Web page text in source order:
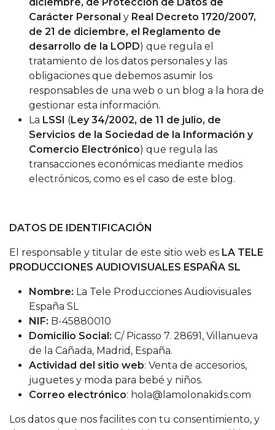
Carácter Personal y Real Decreto 1720/2007,
de 21 de diciembre, el Reglamento de
desarrollo de la LOPD) que regula el
tratamiento de los datos personales y las
obligaciones que debemos asumir los
responsables de una web o un blog a la hora de
gestionar esta información.
La LSSI (Ley 34/2002, de 11 de julio, de
Servicios de la Sociedad de la Información y
Comercio Electrónico) que regula las
transacciones económicas mediante medios
electrónicos, como es el caso de este blog.
DATOS DE IDENTIFICACIÓN
El responsable y titular de este sitio web es LA TELE
PRODUCCIONES AUDIOVISUALES ESPAÑA SL
Nombre: La Tele Producciones Audiovisuales
España SL
NIF: B-45880010
Domicilio Social: C/ Picasso 7. 28691, Villanueva
de la Cañada, Madrid, España.
Actividad del sitio web: Venta de accesorios,
juguetes y moda para bebé y niños.
Correo electrónico: hola@lamolonakids.com
Los datos que nos facilites con tu consentimiento, y